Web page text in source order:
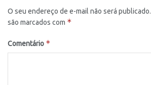
O seu endereço de e-mail não será publicado.
são marcados com *
Comentário *